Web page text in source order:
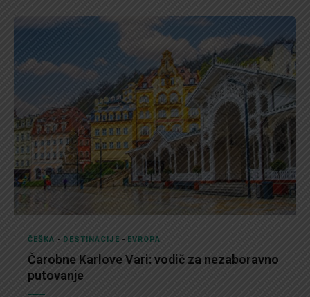
ČEŠKA - DESTINACIJE - EVROPA
Čarobne Karlove Vari: vodič za nezaboravno
putovanje